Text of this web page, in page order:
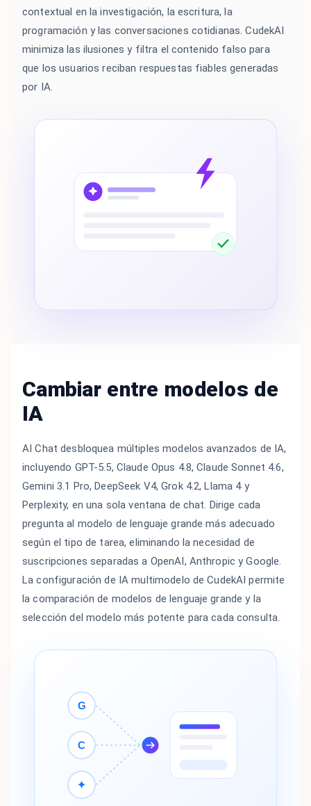
contextual en la investigación, la escritura, la
programación y las conversaciones cotidianas. CudekAI
minimiza las ilusiones y filtra el contenido falso para
que los usuarios reciban respuestas fiables generadas
por IA.
Cambiar entre modelos de
IA
AI Chat desbloquea múltiples modelos avanzados de IA,
incluyendo GPT-5.5, Claude Opus 4.8, Claude Sonnet 4.6,
Gemini 3.1 Pro, DeepSeek V4, Grok 4.2, Llama 4 y
Perplexity, en una sola ventana de chat. Dirige cada
pregunta al modelo de lenguaje grande más adecuado
según el tipo de tarea, eliminando la necesidad de
suscripciones separadas a OpenAI, Anthropic y Google.
La configuración de IA multimodelo de CudekAI permite
la comparación de modelos de lenguaje grande y la
selección del modelo más potente para cada consulta.
G
C
✦